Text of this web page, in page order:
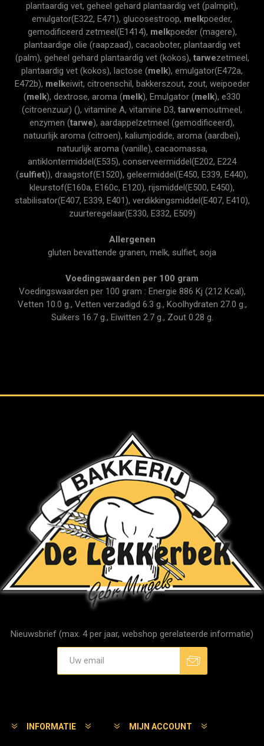
plantaardig vet, geheel gehard plantaardig vet (palmpit),
emulgator(E322, E471), glucosestroop, melkpoeder,
gemodificeerd zetmeel(E1414), melkpoeder (magere),
plantaardige olie (raapzaad), cacaoboter, plantaardig vet
(palm), geheel gehard plantaardig vet (kokos), tarwezetmeel,
plantaardig vet (kokos), lactose (melk), emulgator(E472a,
E472b), melkeiwit, citroenschil, bakkerszout, zout, weipoeder
(melk), dextrose, aroma (melk), Emulgator (melk), e330
(citroenzuur) (), vitamine A, vitamine D3, tarwemoutmeel,
enzymen (tarwe), aardappelzetmeel (gemodificeerd),
natuurlijk aroma (citroen), kaliumjodide, aroma (aardbei),
natuurlijk aroma (vanille), cacaomassa,
antiklontermiddel(E535), conserveermiddel(E202, E224
(sulfiet)), draagstof(E1520), geleermiddel(E450, E339, E440),
kleurstof(E160a, E160c, E120), rijsmiddel(E500, E450),
stabilisator(E407, E339, E401), verdikkingsmiddel(E407, E410),
zuurteregelaar(E330, E332, E509)
Allergenen
gluten bevattende granen, melk, sulfiet, soja
Voedingswaarden per 100 gram
Voedingswaarden per 100 gram : Energie 886 Kj (212 Kcal),
Vetten 10.0 g., Vetten verzadigd 6.3 g., Koolhydraten 27.0 g.,
Suikers 16.7 g., Eiwitten 2.7 g., Zout 0.28 g.
Nieuwsbrief (max. 4 per jaar, webshop gerelateerde informatie)
INFORMATIE MIJN ACCOUNT